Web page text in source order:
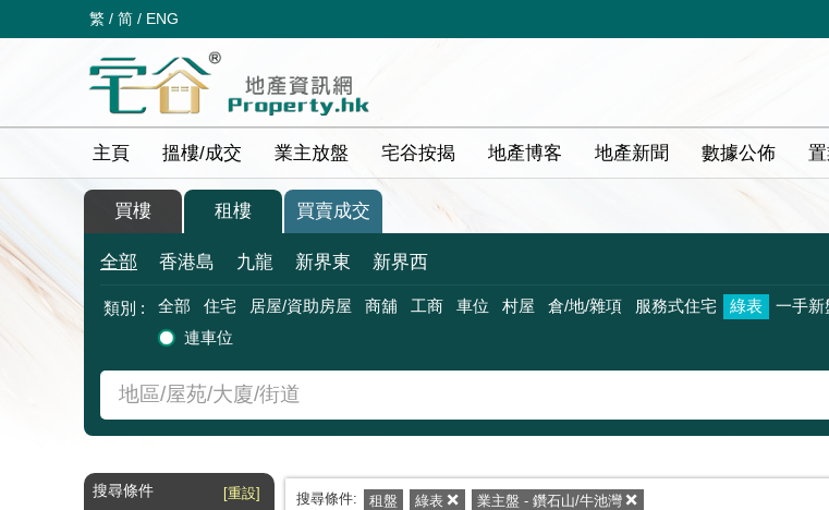
繁 / 简 / ENG
主頁 搵樓/成交 業主放盤 宅谷按揭 地產博客 地產新聞 數據公佈
買樓 租樓 買賣成交
全部 香港島 九龍 新界東 新界西
類別 : 全部 住宅 居屋/資助房屋 商舖 工商 車位 村屋 倉/地/雜項 服務式住宅 綠表
一手新
連車位
搜尋條件 [重設] 搜尋條件: 租盤 綠表 業主盤 - 鑽石山/牛池灣